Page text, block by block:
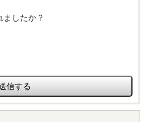
ましたか？